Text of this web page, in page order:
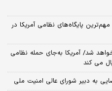
پایگاه‌های نظامی آمریکا در
شد/ آمریکا به‌جای حمله نظامی
می کند
به دبیر شورای عالی امنیت ملی